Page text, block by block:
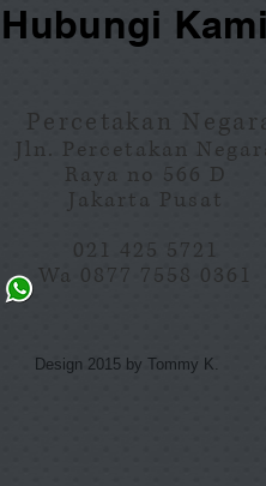
Percetakan
Jln. Percetakan
Raya no 566 D
Jakarta Pusat
021 425 5721
Wa 0877 7558 0361
Design 2015 by Tommy K.